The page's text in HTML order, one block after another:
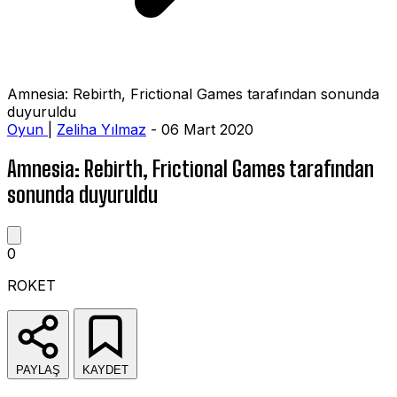
Amnesia: Rebirth, Frictional Games tarafından sonunda
duyuruldu
Oyun
Zeliha Yılmaz - 06 Mart 2020
Amnesia: Rebirth, Frictional Games tarafından
sonunda duyuruldu
0
ROKET
PAYLAŞ KAYDET